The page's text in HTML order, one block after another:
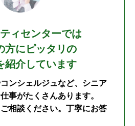
ィセンターでは
方にピッタリの
紹介しています
ンシェルジュなど、シニア
事がたくさんあります。
相談ください。丁寧にお答